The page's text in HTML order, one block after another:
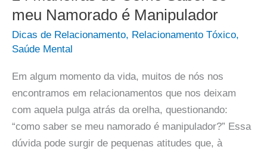
meu Namorado é Manipulador
Dicas de Relacionamento, Relacionamento Tóxico,
Saúde Mental
Em algum momento da vida, muitos de nós nos
encontramos em relacionamentos que nos deixam
com aquela pulga atrás da orelha, questionando:
“como saber se meu namorado é manipulador?” Essa
dúvida pode surgir de pequenas atitudes que, à